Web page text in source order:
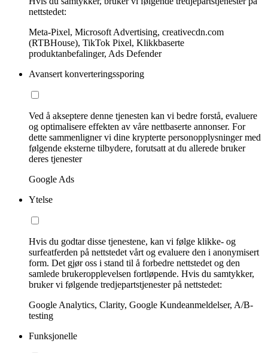
nettstedet:
Meta-Pixel, Microsoft Advertising, creativecdn.com
(RTBHouse), TikTok Pixel, Klikkbaserte
produktanbefalinger, Ads Defender
Avansert konverteringssporing
Ved å akseptere denne tjenesten kan vi bedre forstå, evaluere
og optimalisere effekten av våre nettbaserte annonser. For
dette sammenligner vi dine krypterte personopplysninger med
følgende eksterne tilbydere, forutsatt at du allerede bruker
deres tjenester
Google Ads
Ytelse
Hvis du godtar disse tjenestene, kan vi følge klikke- og
surfeatferden på nettstedet vårt og evaluere den i anonymisert
form. Det gjør oss i stand til å forbedre nettstedet og den
samlede brukeropplevelsen fortløpende. Hvis du samtykker,
bruker vi følgende tredjepartstjenester på nettstedet:
Google Analytics, Clarity, Google Kundeanmeldelser, A/B-
testing
Funksjonelle